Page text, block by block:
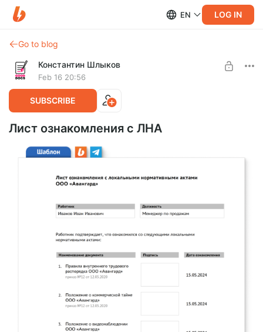
EN LOG IN
Go to blog
Константин Шлыков
Feb 16 20:56
SUBSCRIBE
Лист ознакомления с ЛНА